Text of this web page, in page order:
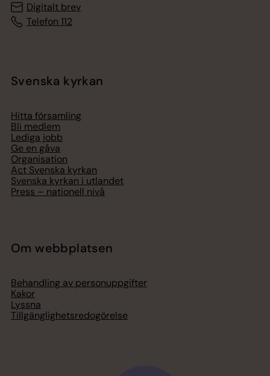
Digitalt brev
Telefon 112
Svenska kyrkan
Hitta församling
Bli medlem
Lediga jobb
Ge en gåva
Organisation
Act Svenska kyrkan
Svenska kyrkan i utlandet
Press – nationell nivå
Om webbplatsen
Behandling av personuppgifter
Kakor
Lyssna
Tillgänglighetsredogörelse